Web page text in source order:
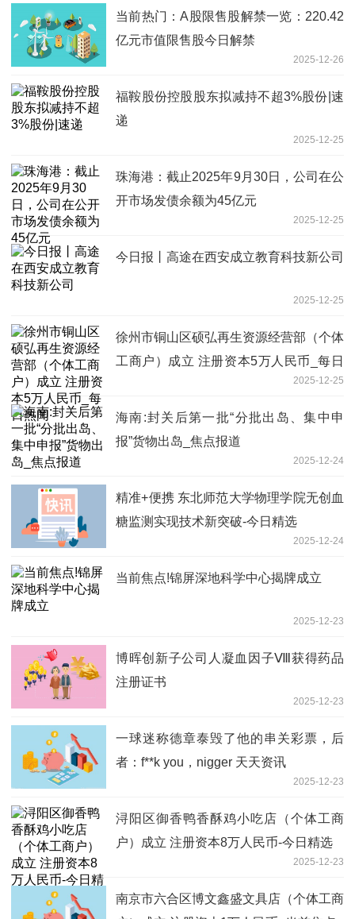
当前热门：A股限售股解禁一览：220.42
亿元市值限售股今日解禁
2025-12-26
福鞍股份控股股东拟减持不超3%股份|速
递
2025-12-25
珠海港：截止2025年9月30日，公司在公
开市场发债余额为45亿元
2025-12-25
今日报丨高途在西安成立教育科技新公司
2025-12-25
徐州市铜山区硕弘再生资源经营部（个体
工商户）成立 注册资本5万人民币_每日
2025-12-25
海南:封关后第一批“分批出岛、集中申
报”货物出岛_焦点报道
2025-12-24
精准+便携 东北师范大学物理学院无创血
糖监测实现技术新突破-今日精选
2025-12-24
当前焦点!锦屏深地科学中心揭牌成立
2025-12-23
博晖创新子公司人凝血因子Ⅷ获得药品
注册证书
2025-12-23
一球迷称德章泰毁了他的串关彩票，后
者：f**k you，nigger 天天资讯
2025-12-23
浔阳区御香鸭香酥鸡小吃店（个体工商
户）成立 注册资本8万人民币-今日精选
2025-12-23
南京市六合区博文鑫盛文具店（个体工商